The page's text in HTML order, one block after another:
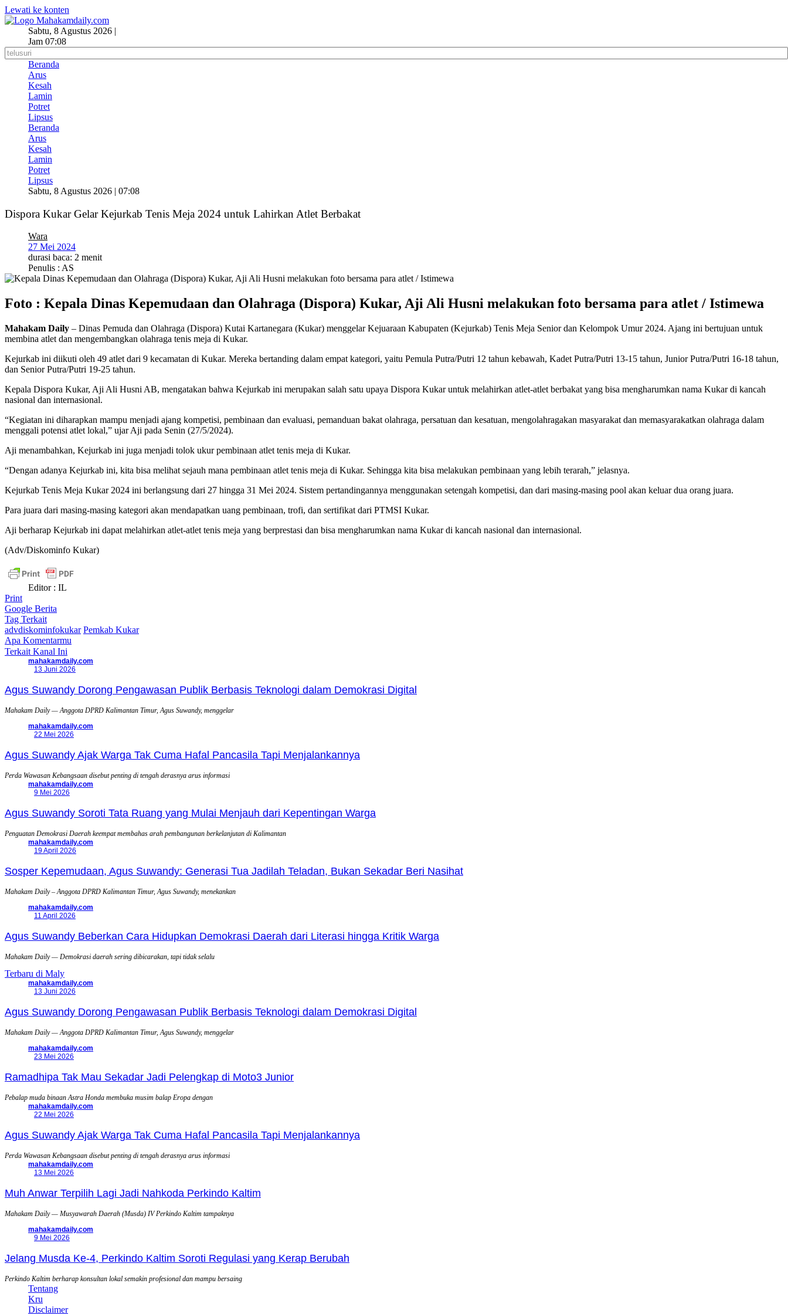
Lewati ke konten
Sabtu, 8 Agustus 2026 |
Jam 07:08
Beranda
Arus
Kesah
Lamin
Potret
Lipsus
Beranda
Arus
Kesah
Lamin
Potret
Lipsus
Sabtu, 8 Agustus 2026 | 07:08
Dispora Kukar Gelar Kejurkab Tenis Meja 2024 untuk Lahirkan Atlet Berbakat
Wara
27 Mei 2024
durasi baca: 2 menit
Penulis : AS
Foto : Kepala Dinas Kepemudaan dan Olahraga (Dispora) Kukar, Aji Ali Husni melakukan foto bersama para atlet / Istimewa
Mahakam Daily – Dinas Pemuda dan Olahraga (Dispora) Kutai Kartanegara (Kukar) menggelar Kejuaraan Kabupaten (Kejurkab) Tenis Meja Senior dan Kelompok Umur 2024. Ajang ini bertujuan untuk
membina atlet dan mengembangkan olahraga tenis meja di Kukar.
Kejurkab ini diikuti oleh 49 atlet dari 9 kecamatan di Kukar. Mereka bertanding dalam empat kategori, yaitu Pemula Putra/Putri 12 tahun kebawah, Kadet Putra/Putri 13-15 tahun, Junior Putra/Putri 16-18 tahun,
dan Senior Putra/Putri 19-25 tahun.
Kepala Dispora Kukar, Aji Ali Husni AB, mengatakan bahwa Kejurkab ini merupakan salah satu upaya Dispora Kukar untuk melahirkan atlet-atlet berbakat yang bisa mengharumkan nama Kukar di kancah
nasional dan internasional.
“Kegiatan ini diharapkan mampu menjadi ajang kompetisi, pembinaan dan evaluasi, pemanduan bakat olahraga, persatuan dan kesatuan, mengolahragakan masyarakat dan memasyarakatkan olahraga dalam
menggali potensi atlet lokal,” ujar Aji pada Senin (27/5/2024).
Aji menambahkan, Kejurkab ini juga menjadi tolok ukur pembinaan atlet tenis meja di Kukar.
“Dengan adanya Kejurkab ini, kita bisa melihat sejauh mana pembinaan atlet tenis meja di Kukar. Sehingga kita bisa melakukan pembinaan yang lebih terarah,” jelasnya.
Kejurkab Tenis Meja Kukar 2024 ini berlangsung dari 27 hingga 31 Mei 2024. Sistem pertandingannya menggunakan setengah kompetisi, dan dari masing-masing pool akan keluar dua orang juara.
Para juara dari masing-masing kategori akan mendapatkan uang pembinaan, trofi, dan sertifikat dari PTMSI Kukar.
Aji berharap Kejurkab ini dapat melahirkan atlet-atlet tenis meja yang berprestasi dan bisa mengharumkan nama Kukar di kancah nasional dan internasional.
(Adv/Diskominfo Kukar)
Editor : IL
Print
Google Berita
Tag Terkait
advdiskominfokukar Pemkab Kukar
Apa Komentarmu
Terkait Kanal Ini
mahakamdaily.com
13 Juni 2026
Agus Suwandy Dorong Pengawasan Publik Berbasis Teknologi dalam Demokrasi Digital
Mahakam Daily — Anggota DPRD Kalimantan Timur, Agus Suwandy, menggelar
mahakamdaily.com
22 Mei 2026
Agus Suwandy Ajak Warga Tak Cuma Hafal Pancasila Tapi Menjalankannya
Perda Wawasan Kebangsaan disebut penting di tengah derasnya arus informasi
mahakamdaily.com
9 Mei 2026
Agus Suwandy Soroti Tata Ruang yang Mulai Menjauh dari Kepentingan Warga
Penguatan Demokrasi Daerah keempat membahas arah pembangunan berkelanjutan di Kalimantan
mahakamdaily.com
19 April 2026
Sosper Kepemudaan, Agus Suwandy: Generasi Tua Jadilah Teladan, Bukan Sekadar Beri Nasihat
Mahakam Daily – Anggota DPRD Kalimantan Timur, Agus Suwandy, menekankan
mahakamdaily.com
11 April 2026
Agus Suwandy Beberkan Cara Hidupkan Demokrasi Daerah dari Literasi hingga Kritik Warga
Mahakam Daily — Demokrasi daerah sering dibicarakan, tapi tidak selalu
Terbaru di Maly
mahakamdaily.com
13 Juni 2026
Agus Suwandy Dorong Pengawasan Publik Berbasis Teknologi dalam Demokrasi Digital
Mahakam Daily — Anggota DPRD Kalimantan Timur, Agus Suwandy, menggelar
mahakamdaily.com
23 Mei 2026
Ramadhipa Tak Mau Sekadar Jadi Pelengkap di Moto3 Junior
Pebalap muda binaan Astra Honda membuka musim balap Eropa dengan
mahakamdaily.com
22 Mei 2026
Agus Suwandy Ajak Warga Tak Cuma Hafal Pancasila Tapi Menjalankannya
Perda Wawasan Kebangsaan disebut penting di tengah derasnya arus informasi
mahakamdaily.com
13 Mei 2026
Muh Anwar Terpilih Lagi Jadi Nahkoda Perkindo Kaltim
Mahakam Daily — Musyawarah Daerah (Musda) IV Perkindo Kaltim tampaknya
mahakamdaily.com
9 Mei 2026
Jelang Musda Ke-4, Perkindo Kaltim Soroti Regulasi yang Kerap Berubah
Perkindo Kaltim berharap konsultan lokal semakin profesional dan mampu bersaing
Tentang
Kru
Disclaimer